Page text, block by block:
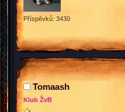
Příspěvků: 3430
Tomaash
Klub ŽvB